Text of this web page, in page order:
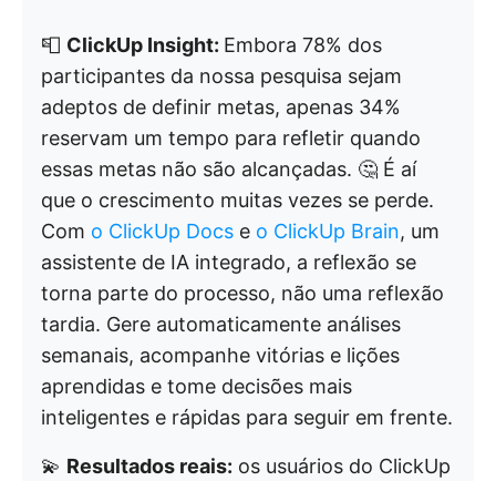
📮 ClickUp Insight: Embora 78% dos
participantes da nossa pesquisa sejam
adeptos de definir metas, apenas 34%
reservam um tempo para refletir quando
essas metas não são alcançadas. 🤔 É aí
que o crescimento muitas vezes se perde.
Com o ClickUp Docs e o ClickUp Brain, um
assistente de IA integrado, a reflexão se
torna parte do processo, não uma reflexão
tardia. Gere automaticamente análises
semanais, acompanhe vitórias e lições
aprendidas e tome decisões mais
inteligentes e rápidas para seguir em frente.
💫 Resultados reais: os usuários do ClickUp